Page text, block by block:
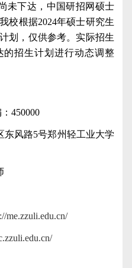
未下达，中国研招网硕士
校根据2024年硕士研究生
划，仅供参考。实际招生
的招生计划进行动态调整
450000
东风路5号郑州轻工业大学
me.zzuli.edu.cn/